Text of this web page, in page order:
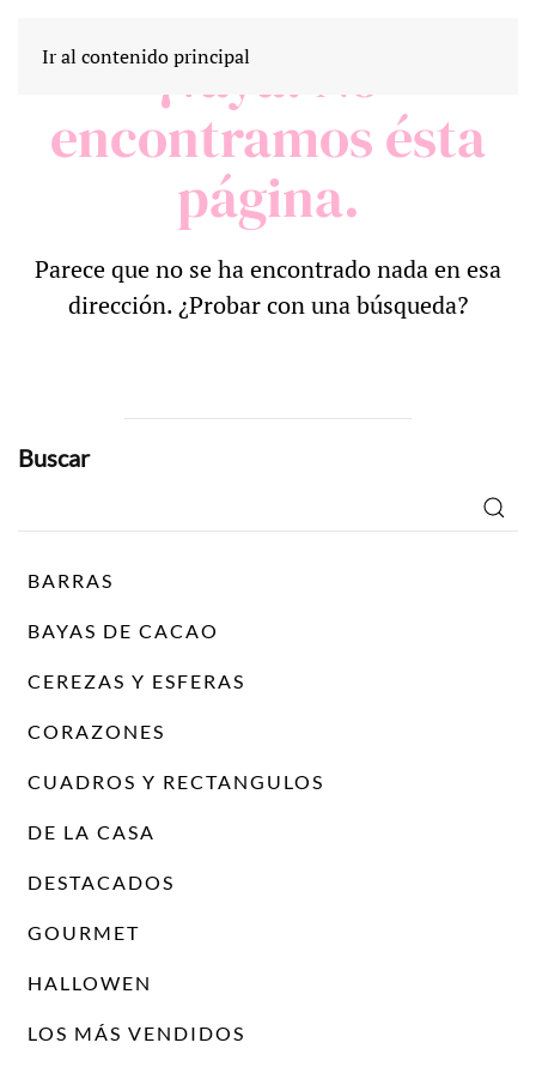
Ir al contenido principal¡Vaya! No
encontramos ésta
página.
Parece que no se ha encontrado nada en esa
dirección. ¿Probar con una búsqueda?
Buscar
por:
BARRAS
BAYAS DE CACAO
CEREZAS Y ESFERAS
CORAZONES
CUADROS Y RECTANGULOS
DE LA CASA
DESTACADOS
GOURMET
HALLOWEN
LOS MÁS VENDIDOS